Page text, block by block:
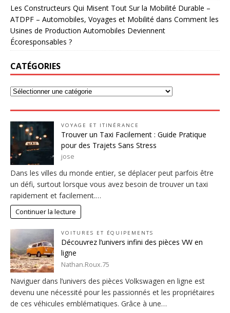
Les Constructeurs Qui Misent Tout Sur la Mobilité Durable –
ATDPF – Automobiles, Voyages et Mobilité dans Comment les
Usines de Production Automobiles Deviennent
Écoresponsables ?
CATÉGORIES
VOYAGE ET ITINÉRANCE
Trouver un Taxi Facilement : Guide Pratique
pour des Trajets Sans Stress
jose
Dans les villes du monde entier, se déplacer peut parfois être
un défi, surtout lorsque vous avez besoin de trouver un taxi
rapidement et facilement.…
Continuer la lecture
VOITURES ET ÉQUIPEMENTS
Découvrez l’univers infini des pièces VW en
ligne
Nathan.Roux.75
Naviguer dans l’univers des pièces Volkswagen en ligne est
devenu une nécessité pour les passionnés et les propriétaires
de ces véhicules emblématiques. Grâce à une…